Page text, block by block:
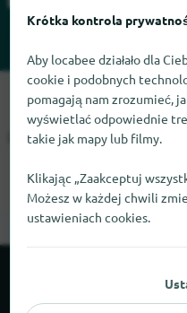
Przepraszamy, nie
SACHGESCHICHTEN.
DER SACHGESCHICHTEN,
Krótka kontrola
Aby locabee działało dla
cookie i podobnych
pomagają nam zrozumieć,
wyświetlać odpowiednie
takie jak mapy lub filmy.
Klikając „Zaakceptuj
Możesz w każdej chwili
ustawieniach cookies.